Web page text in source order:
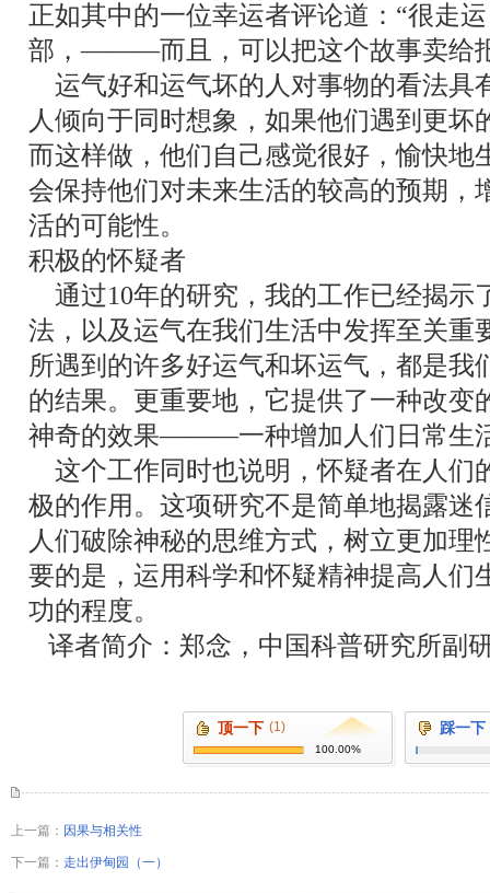
正如其中的一位幸运者评论道： “很走
部，―――而且，可以把这个故事卖给
运气好和运气坏的人对事物的看法具
人倾向于同时想象，如果他们遇到更坏
而这样做，他们自己感觉很好，愉快地
会保持他们对未来生活的较高的预期，
活的可能性。
积极的怀疑者
通过10年的研究，我的工作已经揭示
法，以及运气在我们生活中发挥至关重
所遇到的许多好运气和坏运气，都是我
的结果。更重要地，它提供了一种改变
神奇的效果―――一种增加人们日常生
这个工作同时也说明，怀疑者在人们
极的作用。这项研究不是简单地揭露迷
人们破除神秘的思维方式，树立更加理
要的是，运用科学和怀疑精神提高人们
功的程度。
译者简介：郑念，中国科普研究所副
顶一下 (1)
100.00%
踩一下
上一篇： 因果与相关性
下一篇： 走出伊甸园（一）